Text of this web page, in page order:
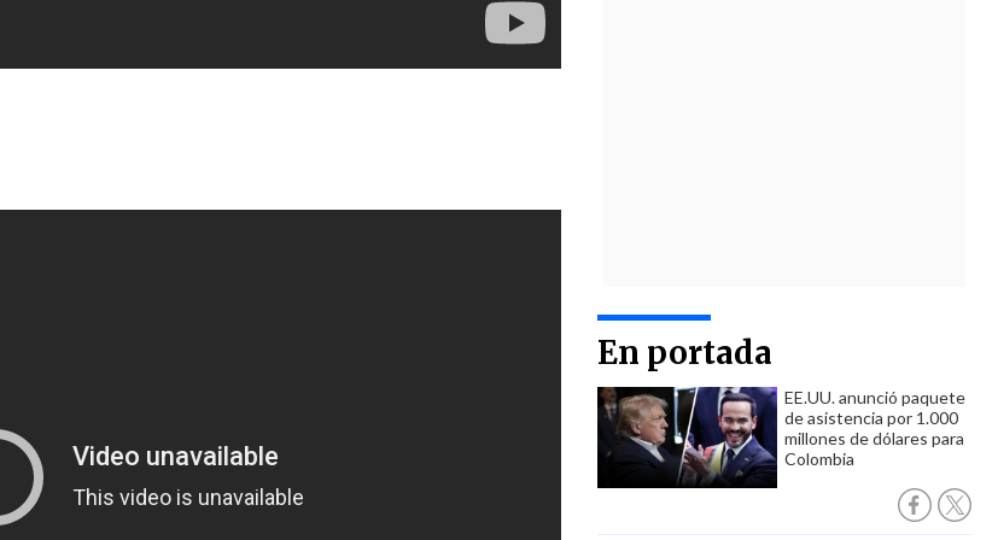
En portada
EE.UU. anunció paquete
de asistencia por 1.000
millones de dólares para
Colombia